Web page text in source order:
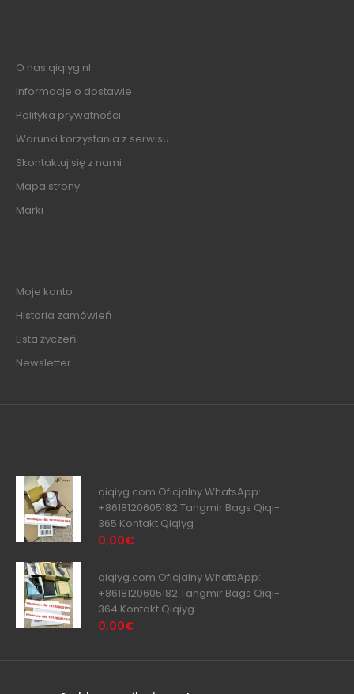
O nas qiqiyg.nl
Informacje o dostawie
Polityka prywatności
Warunki korzystania z serwisu
Skontaktuj się z nami
Mapa strony
Marki
Moje konto
Historia zamówień
Lista życzeń
Newsletter
qiqiyg.com Oficjalny WhatsApp:
+8618120605182 Tangmir Bags Qiqi-
365 Kontakt Qiqiyg
0,00€
qiqiyg.com Oficjalny WhatsApp:
+8618120605182 Tangmir Bags Qiqi-
364 Kontakt Qiqiyg
0,00€